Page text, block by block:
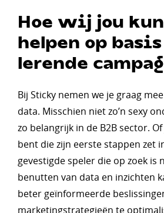
Hoe wij jou
helpen op
lerende
Bij Sticky nemen we je graag
data. Misschien niet zo’n sexy
zo belangrijk in de B2B sector.
bent die zijn eerste stappen zet
gevestigde speler die op zoek is
benutten van data en inzichten
beter geïnformeerde
marketingstrategieën te